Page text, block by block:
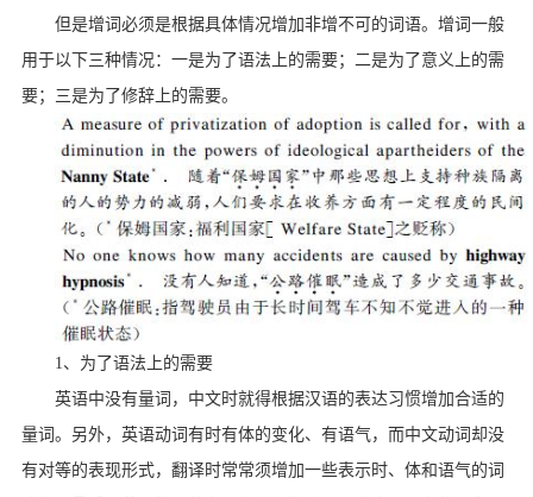
但是增词必须是根据具体情况增加非增不可的词语。增词一般
用于以下三种情况：一是为了语法上的需要；二是为了意义上的需
要；三是为了修辞上的需要。
1、为了语法上的需要
英语中没有量词，中文时就得根据汉语的表达习惯增加合适的
量词。另外，英语动词有时有体的变化、有语气，而中文动词却没
有对等的表现形式，翻译时常常须增加一些表示时、体和语气的词